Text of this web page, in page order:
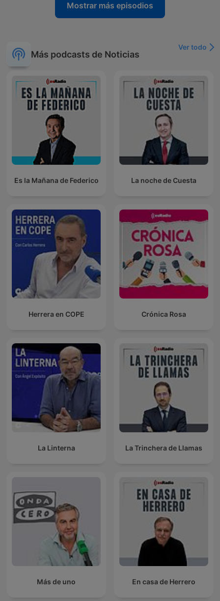
Mostrar más episodios
Más podcasts de Noticias
Ver todo
Es la Mañana de Federico La noche de Cuesta
Herrera en COPE Crónica Rosa
La Linterna La Trinchera de Llamas
Más de uno En casa de Herrero